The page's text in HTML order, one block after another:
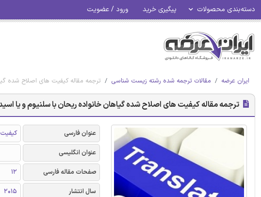
دسته‌بندی محصولات پیگیری خرید ورود / عضویت
ایران عرضه مقالات ترجمه شده رشته زیست شناسی ترجمه مقاله کیفیت های اصلاح شده
ترجمه مقاله کیفیت های اصلاح شده گیاهان خانواده ریحان با سلنیوم و یا
عنوان فارسی
کیفیت
عنوان انگلیسی
صفحات مقاله فارسی
12
سال انتشار
2015